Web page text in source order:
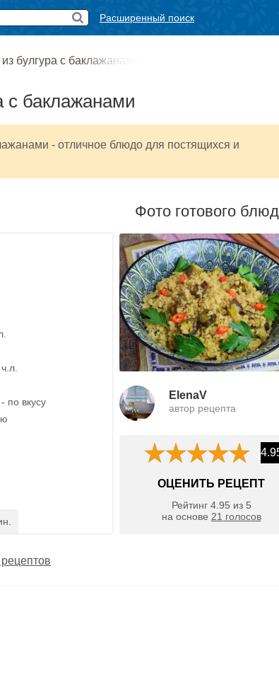
Расширенный поиск
булгура с баклажанами
с баклажанами
- отличное блюдо для постящихся и
по вкусу
Фото готового
ElenaV
автор рецепта
ОЦЕНИТЬ РЕЦЕПТ
Рейтинг 4.95 из 5
на основе 21 голосов
рецептов